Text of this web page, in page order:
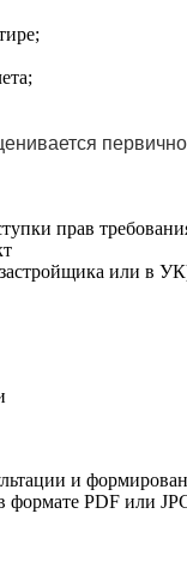
прав
или в
и
PDF или